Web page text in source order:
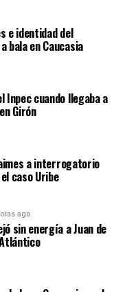
e identidad del
bala en Caucasia
Inpec cuando llegaba a
Girón
a interrogatorio
caso Uribe
ago
sin energía a Juan de